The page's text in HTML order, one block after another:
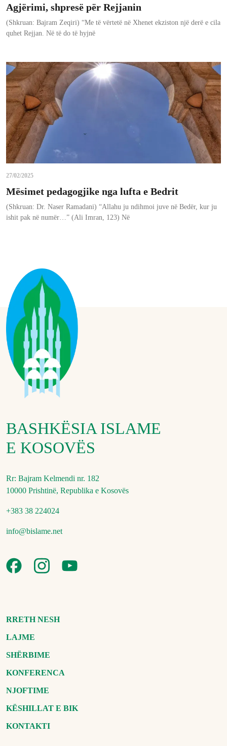
Agjërimi, shpresë për Rejjanin
(Shkruan: Bajram Zeqiri) “Me të vërtetë në Xhenet ekziston një derë e cila
quhet Rejjan. Në të do të hyjnë
27/02/2025
Mësimet pedagogjike nga lufta e Bedrit
(Shkruan: Dr. Naser Ramadani) “Allahu ju ndihmoi juve në Bedër, kur ju
ishit pak në numër…” (Ali Imran, 123) Në
BASHKËSIA ISLAME
E KOSOVËS
Rr: Bajram Kelmendi nr. 182
10000 Prishtinë, Republika e Kosovës
+383 38 224024
info@bislame.net
RRETH NESH
LAJME
SHËRBIME
KONFERENCA
NJOFTIME
KËSHILLAT E BIK
KONTAKTI